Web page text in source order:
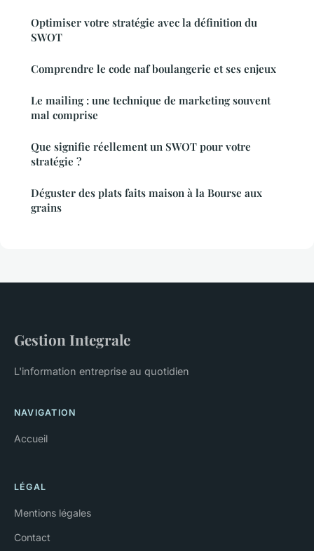
Optimiser votre stratégie avec la définition du
SWOT
Comprendre le code naf boulangerie et ses enjeux
Le mailing : une technique de marketing souvent
mal comprise
Que signifie réellement un SWOT pour votre
stratégie ?
Déguster des plats faits maison à la Bourse aux
grains
Gestion Integrale
L'information entreprise au quotidien
NAVIGATION
Accueil
LÉGAL
Mentions légales
Contact